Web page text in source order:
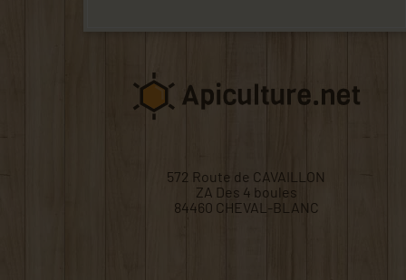
572 Route de CAVAILLON
ZA Des 4 boules
84460 CHEVAL-BLANC